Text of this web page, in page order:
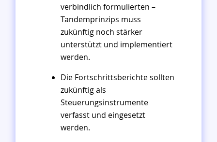
verbindlich formulierten –
Tandemprinzips muss
zukünftig noch stärker
unterstützt und implementiert
werden.
Die Fortschrittsberichte sollten
zukünftig als
Steuerungsinstrumente
verfasst und eingesetzt
werden.